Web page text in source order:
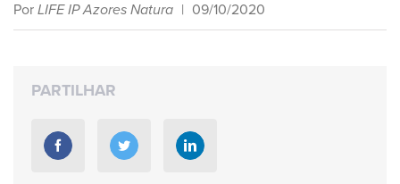
Por LIFE IP Azores Natura | 09/10/2020
PARTILHAR